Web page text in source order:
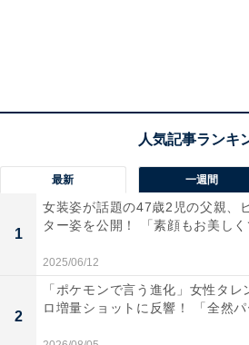
最新 一週間
1
女装姿が話題の47歳2児の父親、
ター姿を公開！ 「素顔もお美し
2025/06/12
2
「ポケモンで言う進化」女性タレ
ロ増量ショットに反響！ 「全然